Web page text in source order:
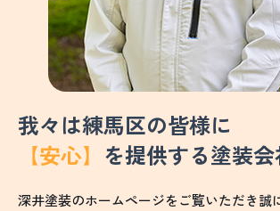
我々は練馬区の皆様に
【安心】 を提供する塗装会
深井塗装のホームページをご覧いただき誠